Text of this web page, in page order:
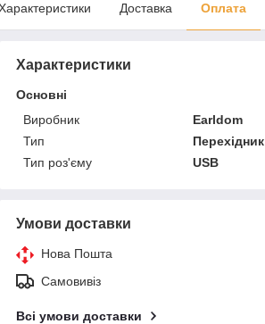
Доставка Оплата
Характеристики
Основні
Виробник
Earldom
Тип
Перехідник
Тип роз'єму
USB
Умови доставки
Нова Пошта
Самовивіз
Всі умови доставки